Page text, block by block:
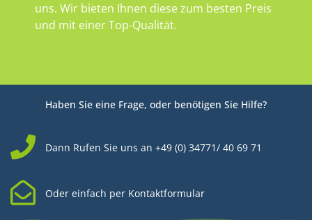
uns. Wir bieten Ihnen diese zum besten Preis
und mit einer Top-Qualität.
Haben Sie eine Frage, oder benötigen Sie Hilfe?
Dann Rufen Sie uns an +49 (0) 34771/ 40 69 71
Oder einfach per Kontaktformular